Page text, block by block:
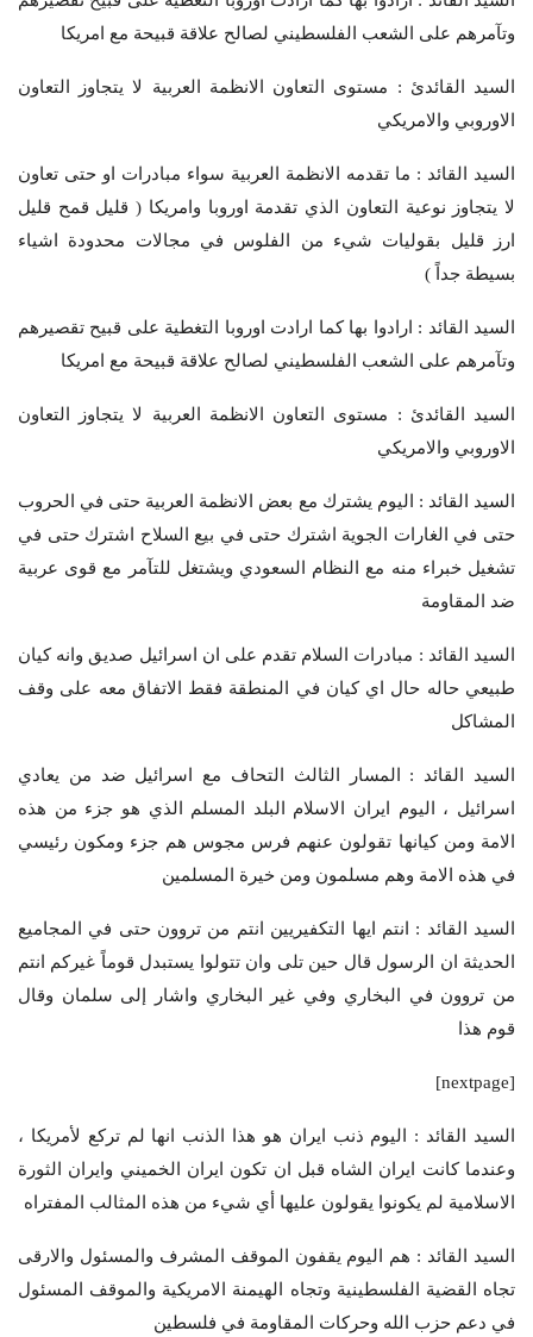
وتآمرهم على الشعب الفلسطيني لصالح علاقة قبيحة مع امريكا
السيد القائدئ : مستوى التعاون الانظمة العربية لا يتجاوز التعاون
الاوروبي والامريكي
السيد القائد : ما تقدمه الانظمة العربية سواء مبادرات او حتى تعاون
لا يتجاوز نوعية التعاون الذي تقدمة اوروبا وامريكا ( قليل قمح قليل
ارز قليل بقوليات شيء من الفلوس في مجالات محدودة اشياء
بسيطة جداً )
السيد القائد : ارادوا بها كما ارادت اوروبا التغطية على قبيح تقصيرهم
وتآمرهم على الشعب الفلسطيني لصالح علاقة قبيحة مع امريكا
السيد القائدئ : مستوى التعاون الانظمة العربية لا يتجاوز التعاون
الاوروبي والامريكي
السيد القائد : اليوم يشترك مع بعض الانظمة العربية حتى في الحروب
حتى في الغارات الجوية اشترك حتى في بيع السلاح اشترك حتى في
تشغيل خبراء منه مع النظام السعودي ويشتغل للتآمر مع قوى عربية
ضد المقاومة
السيد القائد : مبادرات السلام تقدم على ان اسرائيل صديق وانه كيان
طبيعي حاله حال اي كيان في المنطقة فقط الاتفاق معه على وقف
المشاكل
السيد القائد : المسار الثالث التحاف مع اسرائيل ضد من يعادي
اسرائيل ، اليوم ايران الاسلام البلد المسلم الذي هو جزء من هذه
الامة ومن كيانها تقولون عنهم فرس مجوس هم جزء ومكون رئيسي
في هذه الامة وهم مسلمون ومن خيرة المسلمين
السيد القائد : انتم ايها التكفيريين انتم من تروون حتى في المجاميع
الحديثة ان الرسول قال حين تلى وان تتولوا يستبدل قوماً غيركم انتم
من تروون في البخاري وفي غير البخاري واشار إلى سلمان وقال
قوم هذا
[nextpage]
السيد القائد : اليوم ذنب ايران هو هذا الذنب انها لم تركع لأمريكا ،
وعندما كانت ايران الشاه قبل ان تكون ايران الخميني وايران الثورة
الاسلامية لم يكونوا يقولون عليها أي شيء من هذه المثالب المفتراه
السيد القائد : هم اليوم يقفون الموقف المشرف والمسئول والارقى
تجاه القضية الفلسطينية وتجاه الهيمنة الامريكية والموقف المسئول
في دعم حزب الله وحركات المقاومة في فلسطين